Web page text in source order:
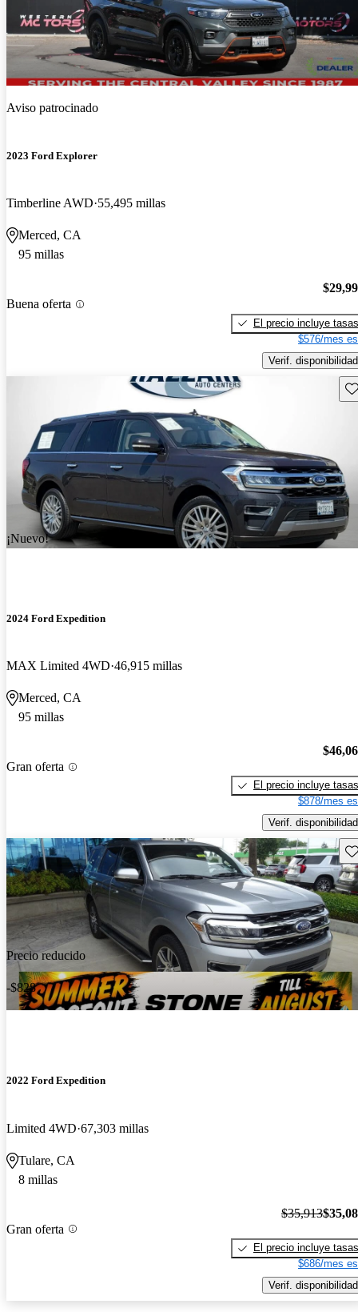
Aviso patrocinado
2023 Ford Explorer
Timberline AWD 55,495 millas
Merced, CA
95 millas
Buena oferta
El precio incluye tasas
$576/mes
Verif. disponibilidad
¡Nuevo!
2024 Ford Expedition
MAX Limited 4WD 46,915 millas
Merced, CA
95 millas
Gran oferta
El precio incluye tasas
$878/mes
Verif. disponibilidad
Precio reducido
-$828
2022 Ford Expedition
Limited 4WD 67,303 millas
Tulare, CA
8 millas
Gran oferta
$35,913
El precio incluye tasas
$686/mes
Verif. disponibilidad